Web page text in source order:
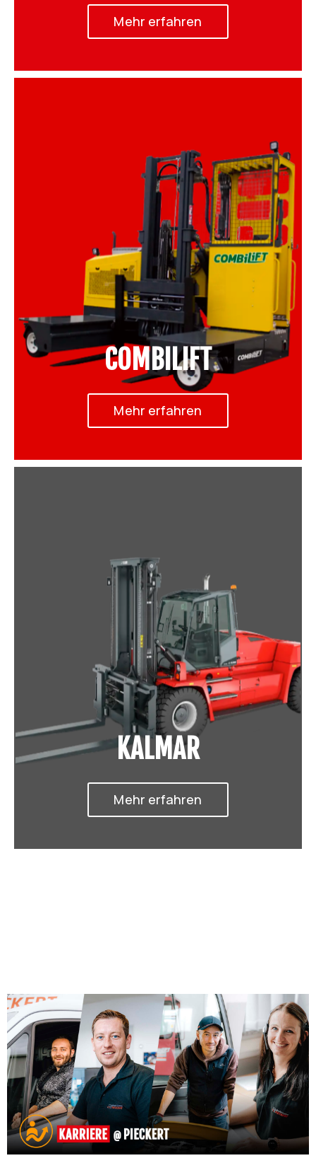
Mehr erfahren
COMBILIFT
Mehr erfahren
KALMAR
Mehr erfahren